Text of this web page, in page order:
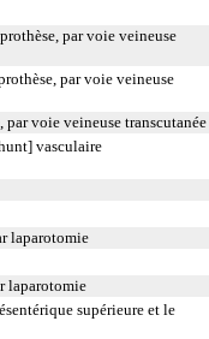
par voie veineuse
par voie veineuse
voie veineuse transcutanée
vasculaire
laparotomie
laparotomie
supérieure et le